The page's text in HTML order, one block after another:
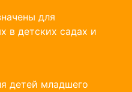
для
в детских садах и
детей младшего